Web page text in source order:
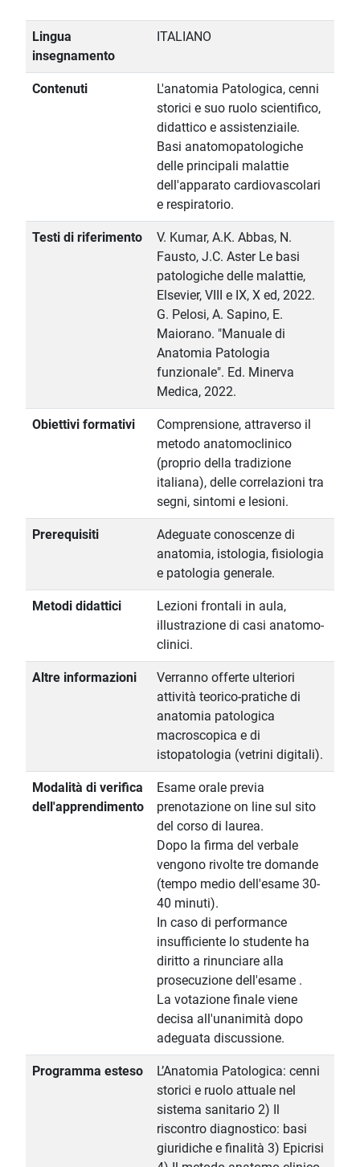
Lingua
insegnamento
ITALIANO
Contenuti
L'anatomia Patologica, cenni
storici e suo ruolo scientifico,
didattico e assistenziaile.
Basi anatomopatologiche
delle principali malattie
dell'apparato cardiovascolari
e respiratorio.
Testi di riferimento
V. Kumar, A.K. Abbas, N.
Fausto, J.C. Aster Le basi
patologiche delle malattie,
Elsevier, VIII e IX, X ed, 2022.
G. Pelosi, A. Sapino, E.
Maiorano. "Manuale di
Anatomia Patologia
funzionale". Ed. Minerva
Medica, 2022.
Obiettivi formativi
Comprensione, attraverso il
metodo anatomoclinico
(proprio della tradizione
italiana), delle correlazioni tra
segni, sintomi e lesioni.
Prerequisiti
Adeguate conoscenze di
anatomia, istologia, fisiologia
e patologia generale.
Metodi didattici
Lezioni frontali in aula,
illustrazione di casi anatomo-
clinici.
Altre informazioni
Verranno offerte ulteriori
attività teorico-pratiche di
anatomia patologica
macroscopica e di
istopatologia (vetrini digitali).
Modalità di verifica
dell'apprendimento
Esame orale previa
prenotazione on line sul sito
del corso di laurea.
Dopo la firma del verbale
vengono rivolte tre domande
(tempo medio dell'esame 30-
40 minuti).
In caso di performance
insufficiente lo studente ha
diritto a rinunciare alla
prosecuzione dell'esame .
La votazione finale viene
decisa all'unanimità dopo
adeguata discussione.
Programma esteso
L’Anatomia Patologica: cenni
storici e ruolo attuale nel
sistema sanitario 2) Il
riscontro diagnostico: basi
giuridiche e finalità 3) Epicrisi